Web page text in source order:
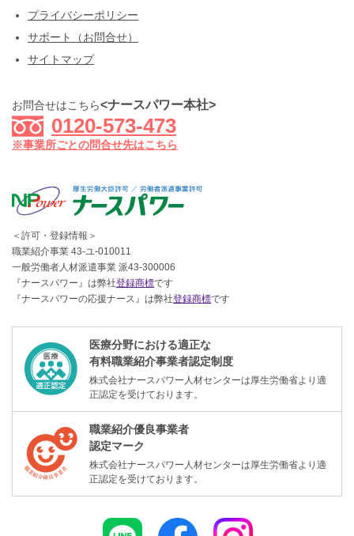
プライバシーポリシー
サポート（お問合せ）
サイトマップ
お問合せはこちら<ナースパワー本社>
0120-573-473
※事業所ごとの問合せ先はこちら
＜許可・登録情報＞
職業紹介事業 43-ユ-010011
一般労働者人材派遣事業 派43-300006
『ナースパワー』は弊社登録商標です
『ナースパワーの応援ナース』は弊社登録商標です
医療分野における適正な
有料職業紹介事業者認定制度
株式会社ナースパワー人材センターは厚生労働省より適
正認定を受けております。
職業紹介優良事業者
認定マーク
株式会社ナースパワー人材センターは厚生労働省より適
正認定を受けております。